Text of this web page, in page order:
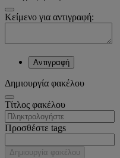
Κείμενο για αντιγραφή:
Αντιγραφή
Δημιουργία φακέλου
Tίτλος φακέλου
Προσθέστε tags
Δημιουργία φακέλου